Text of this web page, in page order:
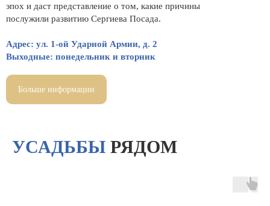
эпох и даст представление о том, какие причины
послужили развитию Сергиева Посада.
Адрес: ул. 1-ой Ударной Армии, д. 2
Выходные: понедельник и вторник
Больше информации
УСАДЬБЫ РЯДОМ